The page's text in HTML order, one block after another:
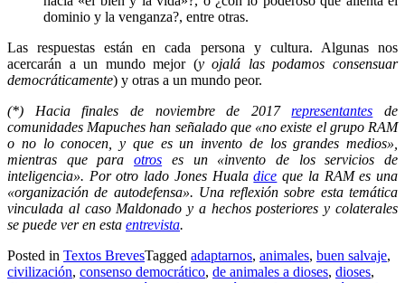
dominio y la venganza?, entre otras.
Las respuestas están en cada persona y cultura. Algunas nos
acercarán a un mundo mejor (y ojalá las podamos consensuar
democráticamente) y otras a un mundo peor.
(*) Hacia finales de noviembre de 2017representantes de
comunidades Mapuches han señalado que «no existe el grupo RAM
o no lo conocen, y que es un invento de los grandes medios»,
mientras que paraotros es un «invento de los servicios de
inteligencia». Por otro lado Jones Hualadice que la RAM es una
«organización de autodefensa». Una reflexión sobre esta temática
vinculada al caso Maldonado y a hechos posteriores y colaterales
se puede ver en esta entrevista.
Posted in Textos BrevesTagged adaptarnos, animales, buen salvaje,
civilización, consenso democrático, de animales a dioses, dioses,